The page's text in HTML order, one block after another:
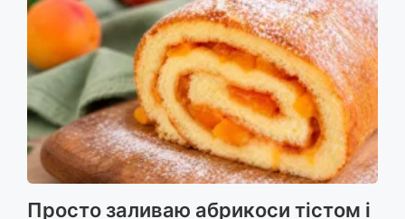
Просто заливаю абрикоси тістом і